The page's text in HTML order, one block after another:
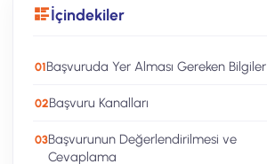
İçindekiler
Başvuruda Yer Alması Gereken Bilgiler
Başvuru Kanalları
Başvurunun Değerlendirilmesi ve
Cevaplama